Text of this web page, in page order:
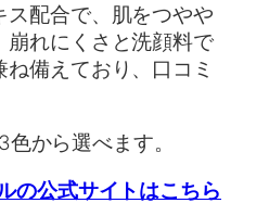
ス配合で、肌をつやや
崩れにくさと洗顔料で
備えており、口コミ
から選べます。
の公式サイトはこちら